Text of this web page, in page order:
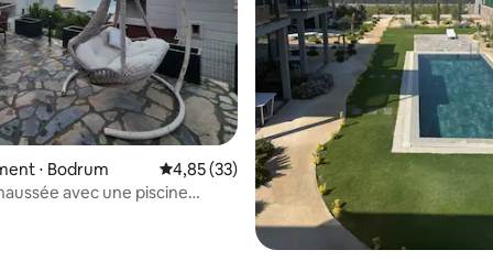
sur la base de 12 commentaires : 5 sur 5
⋅ Bodrum Évaluation moyenne sur la base de 33
4,85 (33)
avec une piscine